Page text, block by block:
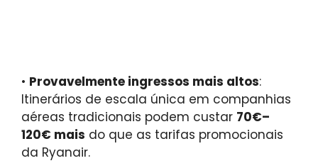
• Provavelmente ingressos mais altos:
Itinerários de escala única em companhias
aéreas tradicionais podem custar 70€–
120€ mais do que as tarifas promocionais
da Ryanair.